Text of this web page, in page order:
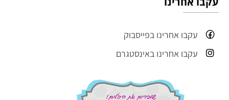
עקבו אחרינו בפייסבוק
עקבו אחרינו באינסטגרם